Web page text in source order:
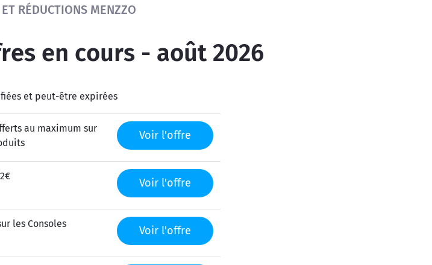
la recherche
RÉDUCTIONS MENZZO
en cours - août 2026
et peut-être expirées
au maximum sur
Voir l'offre
Voir l'offre
les Consoles
Voir l'offre